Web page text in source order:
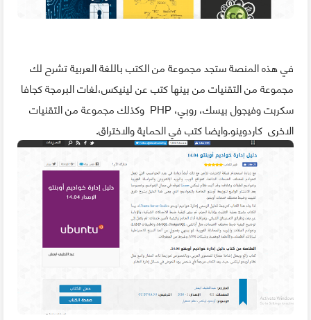
في هذه المنصة ستجد مجموعة من الكتب باللغة العربية تشرح لك
مجموعة من التقنيات من بينها كتب عن لينيكس،لغات البرمجة كجافا
سكربت وفيجول بيسك، روبي، PHP وكذلك مجموعة من التقنيات
الاخرى كاردوينو.وايضا كتب في الحماية والاختراق.